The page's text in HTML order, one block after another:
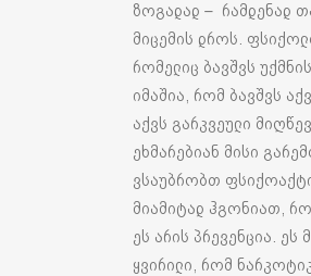
ზოგადად – რამდენად
მიცემის დროს.
რომელიც ბავშვს
იმაშია, რომ ბავშვს
აქვს გარკვეული
ეხმარებიან მისი
ვსაუბრობთ
მიამიტად ჰგონიათ,
ეს არის პრევენცია. ეს
ყვირილი, რომ